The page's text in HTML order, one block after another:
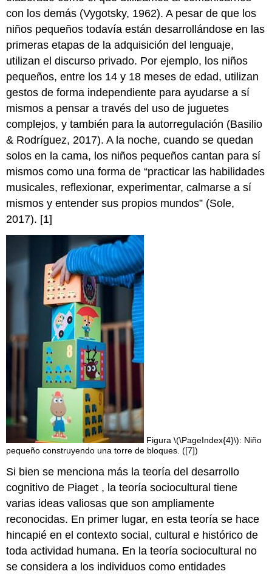
con los demás (Vygotsky, 1962). A pesar de que los
niños pequeños todavía están desarrollándose en las
primeras etapas de la adquisición del lenguaje,
utilizan el discurso privado. Por ejemplo, los niños
pequeños, entre los 14 y 18 meses de edad, utilizan
gestos de forma independiente para ayudarse a sí
mismos a pensar a través del uso de juguetes
complejos, y también para la autorregulación (Basilio
& Rodríguez, 2017). A la noche, cuando se quedan
solos en la cama, los niños pequeños cantan para sí
mismos como una forma de “practicar las habilidades
musicales, reflexionar, experimentar, calmarse a sí
mismos y entender sus propios mundos” (Sole,
2017). [1]
Figura \(\PageIndex{4}\): Niño
pequeño construyendo una torre de bloques. ([7])
Si bien se menciona más la teoría del desarrollo
cognitivo de Piaget , la teoría sociocultural tiene
varias ideas valiosas que son ampliamente
reconocidas. En primer lugar, en esta teoría se hace
hincapié en el contexto social, cultural e histórico de
toda actividad humana. En la teoría sociocultural no
se considera a los individuos como entidades